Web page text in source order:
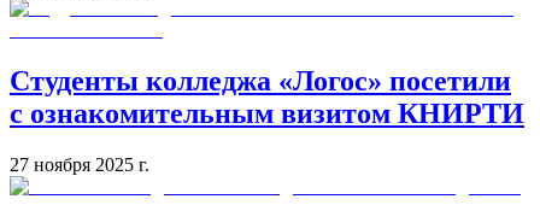
Студенты колледжа «Логос» посетили
с ознакомительным визитом КНИРТИ
27 ноября 2025 г.